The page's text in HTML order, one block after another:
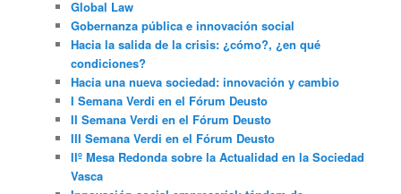
Global Law
Gobernanza pública e innovación social
Hacia la salida de la crisis: ¿cómo?, ¿en qué
condiciones?
Hacia una nueva sociedad: innovación y cambio
I Semana Verdi en el Fórum Deusto
II Semana Verdi en el Fórum Deusto
III Semana Verdi en el Fórum Deusto
IIº Mesa Redonda sobre la Actualidad en la Sociedad
Vasca